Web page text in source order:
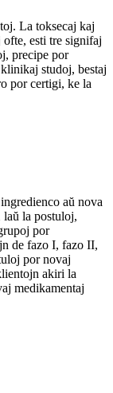
La toksecaj kaj
ofte, esti tre signifaj
precipe por
studoj, bestaj
por certigi, ke la
aŭ nova
la postuloj,
por
de fazo I, fazo II,
por novaj
akiri la
medikamentaj